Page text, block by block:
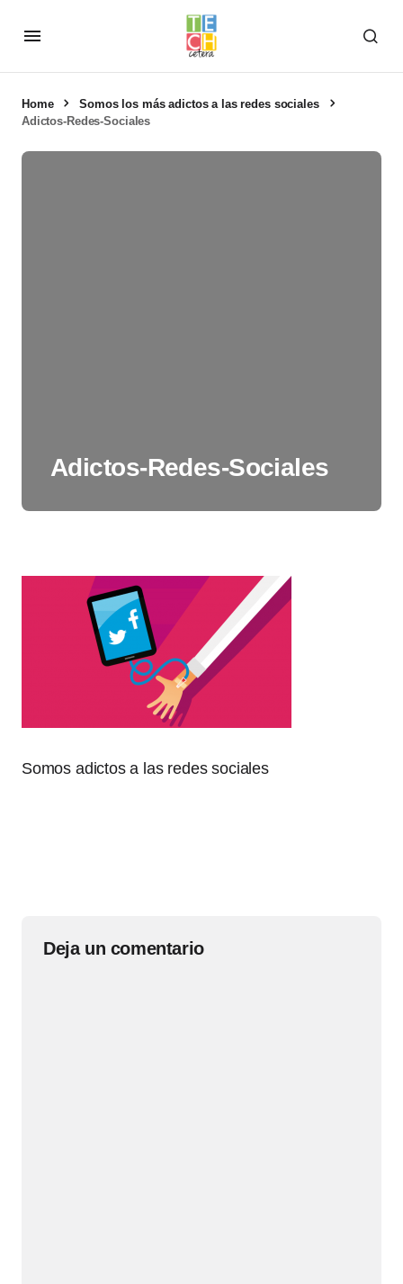
Home
Somos los más adictos a las redes sociales
Adictos-Redes-Sociales
Adictos-Redes-Sociales
Somos adictos a las redes sociales
Deja un comentario